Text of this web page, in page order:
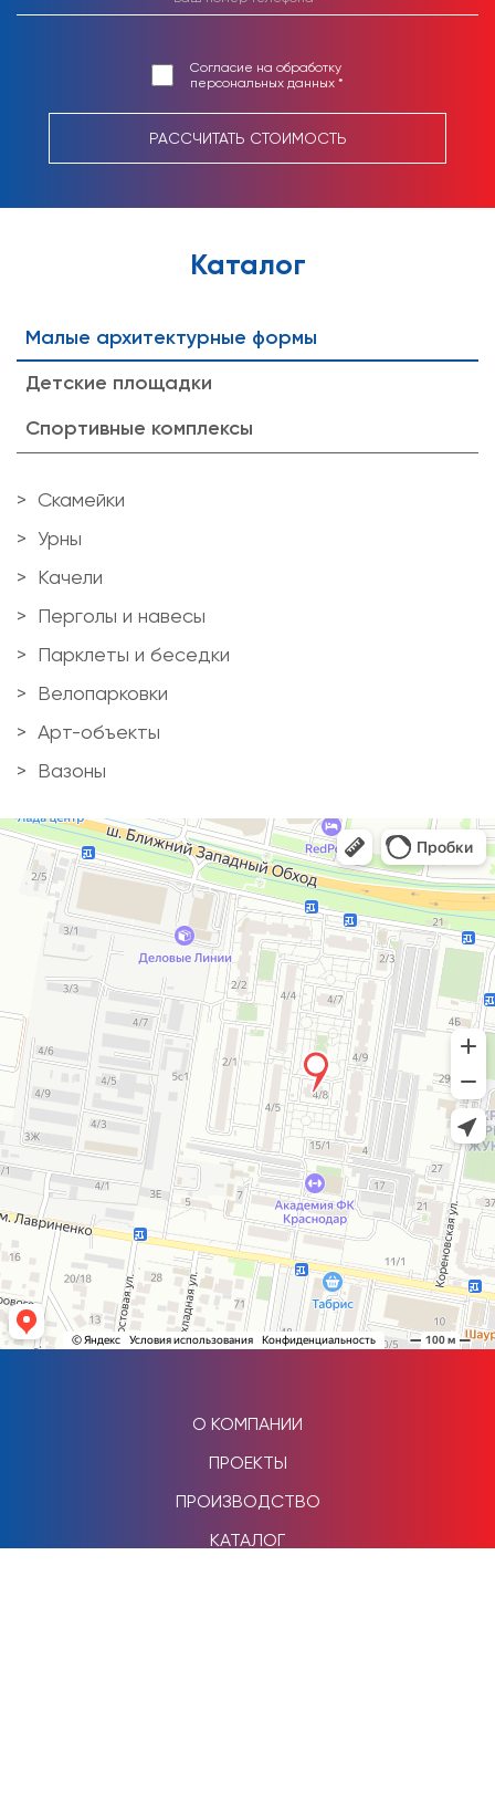
Согласие на обработку
персональных данных *
РАССЧИТАТЬ СТОИМОСТЬ
Каталог
Малые архитектурные формы
Детские площадки
Спортивные комплексы
Скамейки
Урны
Качели
Перголы и навесы
Парклеты и беседки
Велопарковки
Арт-объекты
Вазоны
О КОМПАНИИ
ПРОЕКТЫ
ПРОИЗВОДСТВО
КАТАЛОГ